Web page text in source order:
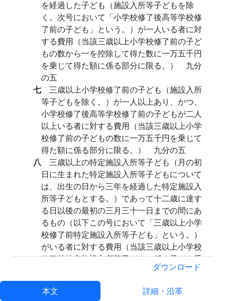
を経過した子ども（施設入所等子どもを除
く。次号において「小学校修了後高等学校修
了前の子ども」という。）が一人いる者に対
する費用（当該三歳以上小学校修了前の子ど
もの数から一を控除して得た数に一万五千円
を乗じて得た額に係る部分に限る。） 九分
の五
七 三歳以上小学校修了前の子ども（施設入所
等子どもを除く。）が一人以上あり、かつ、
小学校修了後高等学校修了前の子どもが二人
以上いる者に対する費用（当該三歳以上小学
校修了前の子どもの数に一万五千円を乗じて
得た額に係る部分に限る。） 九分の五
八 三歳以上の特定施設入所等子ども（月の初
日に生まれた特定施設入所等子どもについて
は、出生の日から三年を経過した特定施設入
所等子どもとする。）であって十二歳に達す
る日以後の最初の三月三十一日までの間にあ
るもの（以下この号において「三歳以上小学
校修了前特定施設入所等子ども」という。）
がいる者に対する費用（当該三歳以上小学校
修了前特定施設入所等子どもに係る子ども手
当の額に係る部分に限る。） 十分の十
九十二歳に達する日以後の最初の三月三十一
日を経過した子どもであって十五歳に達する
ダウンロード
本文 詳細・沿革